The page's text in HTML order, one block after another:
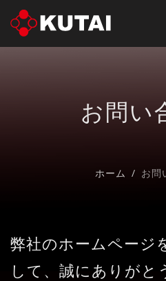
お問い
ホーム お問
弊社のホームページ
して、誠にありがと